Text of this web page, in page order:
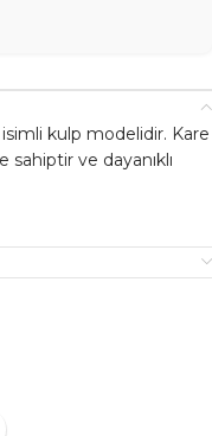
isimli kulp modelidir. Kare
ve dayanıklı